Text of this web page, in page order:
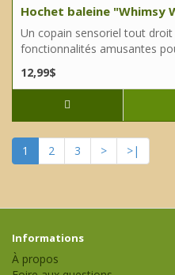
Hochet baleine "Whimsy
Un copain sensoriel tout
fonctionnalités amusantes
12,99$
1 2 3 >
>|
Informations
À propos